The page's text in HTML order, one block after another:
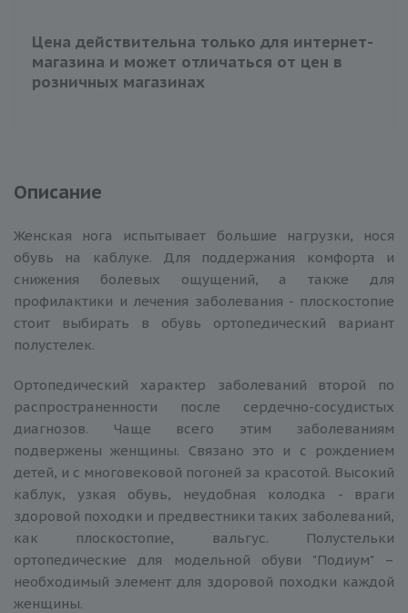
Цена действительна только для интернет-
магазина и может отличаться от цен в
розничных магазинах
Описание
Женская нога испытывает большие нагрузки, нося
обувь на каблуке. Для поддержания комфорта и
снижения болевых ощущений, а также для
профилактики и лечения заболевания - плоскостопие
стоит выбирать в обувь ортопедический вариант
полустелек.
Ортопедический характер заболеваний второй по
распространенности после сердечно-сосудистых
диагнозов. Чаще всего этим заболеваниям
подвержены женщины. Связано это и с рождением
детей, и с многовековой погоней за красотой. Высокий
каблук, узкая обувь, неудобная колодка - враги
здоровой походки и предвестники таких заболеваний,
как плоскостопие, вальгус. Полустельки
ортопедические для модельной обуви "Подиум" –
необходимый элемент для здоровой походки каждой
женщины.